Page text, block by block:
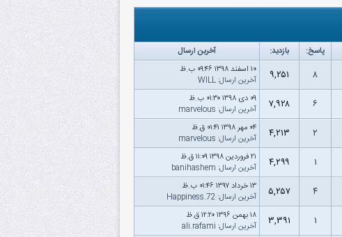
پاسخ: بازدید: آخرین ارسال
۸ ۹,۲۵۱
۱۰ اسفند ۱۳۹۸ ۰۹:۴۶ ب.ظ
آخرین ارسال:
WILL
۶ ۷,۹۲۸
۰۹ دى ۱۳۹۸ ۰۱:۳۰ ب.ظ
آخرین ارسال:
marvelous
۲ ۴,۲۱۳
۰۴ مهر ۱۳۹۸ ۰۱:۴۱ ق.ظ
آخرین ارسال:
marvelous
۱ ۴,۲۹۹
۲۱ فروردین ۱۳۹۸ ۱۱:۰۹ ق.ظ
آخرین ارسال:
banihashem
۴ ۵,۲۵۷
۱۳ خرداد ۱۳۹۷ ۰۱:۴۶ ب.ظ
آخرین ارسال:
Happiness.72
۱ ۳,۳۹۱
۱۸ بهمن ۱۳۹۶ ۱۲:۲۰ ق.ظ
آخرین ارسال:
ali.rafami